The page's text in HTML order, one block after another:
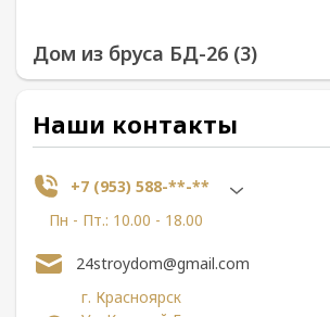
Дом из бруса БД-26 (3)
Наши контакты
+7 (953) 588-**-**
Пн - Пт.: 10.00 - 18.00
г. Красноярск
24stroydom@gmail.com